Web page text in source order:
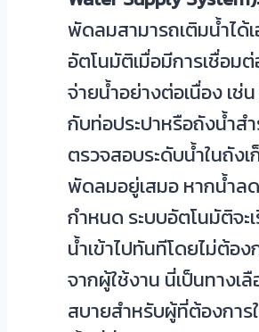
พัดลมสามารถเติมน้ำได้
อัตโนมัติเมื่อมีการเชื่อม
จ่ายน้ำอย่างต่อเนื่อง เช่
กับท่อประปาหรือถังน้ำสำ
ตรวจสอบระดับน้ำในถัง
พัดลมอยู่เสมอ หากน้ำล
กำหนด ระบบอัตโนมัติจะ
น้ำเข้าไปทันทีโดยไม่ต้อ
จากผู้ใช้งาน นี่เป็นทางเ
สบายสำหรับผู้ที่ต้องการ